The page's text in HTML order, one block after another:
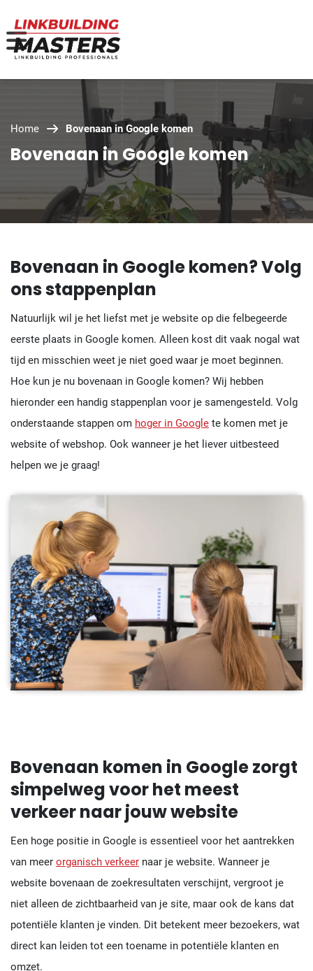
Home Bovenaan in Google komen
Bovenaan in Google komen
Bovenaan in Google komen? Volg
ons stappenplan
Natuurlijk wil je het liefst met je website op die felbegeerde
eerste plaats in Google komen. Alleen kost dit vaak nogal wat
tijd en misschien weet je niet goed waar je moet beginnen.
Hoe kun je nu bovenaan in Google komen? Wij hebben
hieronder een handig stappenplan voor je samengesteld. Volg
onderstaande stappen om hoger in Google te komen met je
website of webshop. Ook wanneer je het liever uitbesteed
helpen we je graag!
Bovenaan komen in Google zorgt
simpelweg voor het meest
verkeer naar jouw website
Een hoge positie in Google is essentieel voor het aantrekken
van meer organisch verkeer naar je website. Wanneer je
website bovenaan de zoekresultaten verschijnt, vergroot je
niet alleen de zichtbaarheid van je site, maar ook de kans dat
potentiële klanten je vinden. Dit betekent meer bezoekers, wat
direct kan leiden tot een toename in potentiële klanten en
omzet.